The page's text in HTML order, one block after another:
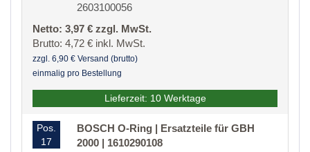
2603100056
Netto: 3,97 € zzgl. MwSt.
Brutto: 4,72 € inkl. MwSt.
zzgl. 6,90 € Versand (brutto)
einmalig pro Bestellung
Lieferzeit: 10 Werktage
Pos.
17
BOSCH O-Ring | Ersatzteile für GBH
2000 | 1610290108